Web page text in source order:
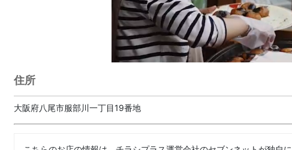
住所
大阪府八尾市服部川一丁目19番地